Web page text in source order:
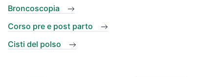
Broncoscopia
Corso pre e post parto
Cisti del polso